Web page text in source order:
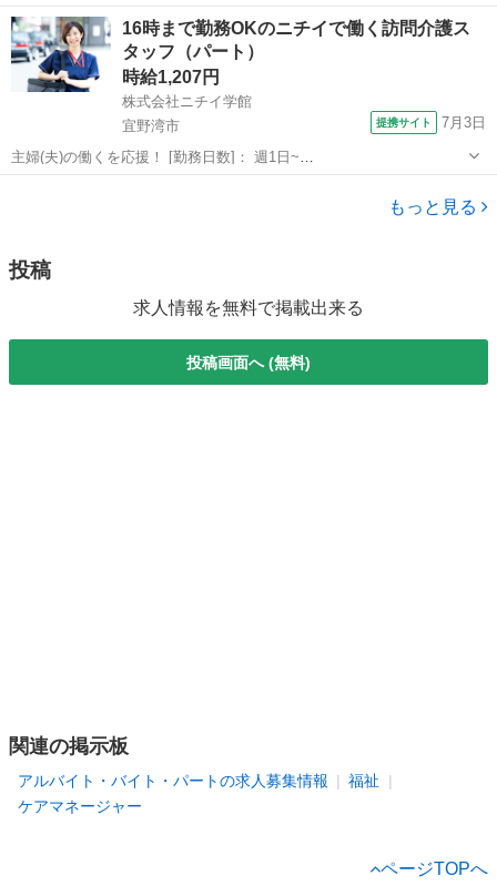
援・福利厚生・ワークライフバランス◎ ★☆ 働きやすいメリット多数
★☆ ＼＼サービス・職種の魅力／／ 自分のライフスタイルに合わせ
て、都合の良い時間に働...
沖縄 那覇市 介護
16時まで勤務OKのニチイで働く訪問介護ス
タッフ（パート）
時給1,207円
株式会社ニチイ学館
宜野湾市
提携サイト 7月3日
主婦(夫)の働くを応援！ [勤務日数]： 週1日~
10:00~16:00/09:00~15:00/08:00~12:00/09:00~17:00/10:00~18:00 月/
もっと見る
投稿
求人情報を無料で掲載出来る
投稿画面へ (無料)
関連の掲示板
アルバイト・バイト・パートの求人募集情報
福祉
ケアマネージャー
ページTOPへ